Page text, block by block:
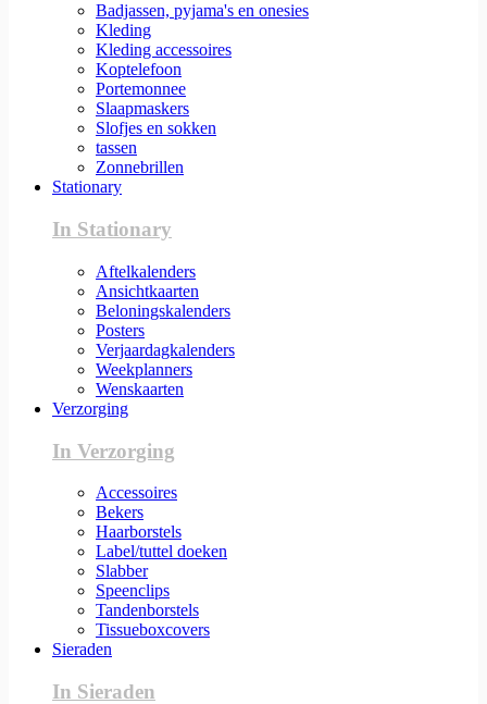
Badjassen, pyjama's en onesies
Kleding
Kleding accessoires
Koptelefoon
Portemonnee
Slaapmaskers
Slofjes en sokken
tassen
Zonnebrillen
Stationary
In Stationary
Aftelkalenders
Ansichtkaarten
Beloningskalenders
Posters
Verjaardagkalenders
Weekplanners
Wenskaarten
Verzorging
In Verzorging
Accessoires
Bekers
Haarborstels
Label/tuttel doeken
Slabber
Speenclips
Tandenborstels
Tissueboxcovers
Sieraden
In Sieraden